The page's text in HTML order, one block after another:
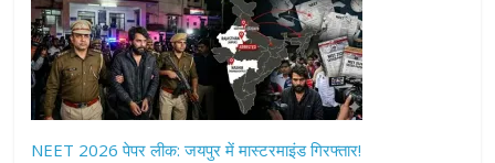
NEET 2026 पेपर लीक: जयपुर में मास्टरमाइंड गिरफ्तार!